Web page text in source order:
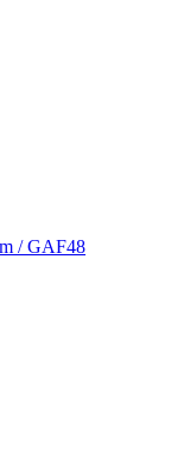
/ GAF48